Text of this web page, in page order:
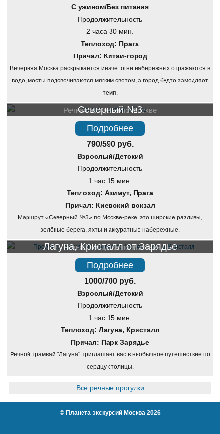
С ужином/Без питания
Продолжительность
2 часа 30 мин.
Теплоход: Прага
Причал: Китай-город
Вечерняя Москва раскрывается иначе: огни набережных отражаются в
воде, мосты подсвечиваются мягким светом, а город будто замедляет
темп.
Речная прогулка по Москве
Северный №3
Подробнее
790/590 руб.
Взрослый/Детский
Продолжительность
1 час 15 мин.
Теплоход: Азимут, Прага
Причал: Киевский вокзал
Маршрут «Северный №3» по Москве-реке: это широкие разливы,
зелёные берега, яхты и аккуратные набережные.
Речная прогулка по Москве
Лагуна, Кристалл от Зарядье
Подробнее
1000/700 руб.
Взрослый/Детский
Продолжительность
1 час 15 мин.
Теплоход: Лагуна, Кристалл
Причал: Парк Зарядье
Речной трамвай "Лагуна" приглашает вас в необычное путешествие по
сердцу столицы.
Все речные прогулки
© Планета экскурсий Москва2026